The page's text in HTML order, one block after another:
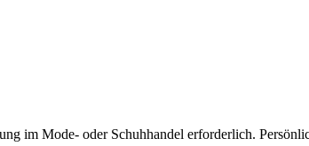
im Mode- oder Schuhhandel erforderlich.